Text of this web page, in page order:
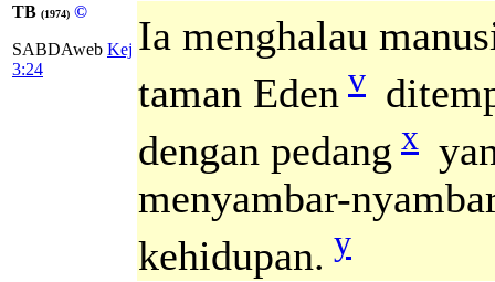
TB (1974) ©
SABDAweb Kej
3:24
Ia menghalau
taman Eden v
dengan pedang x
menyambar-
kehidupan. y